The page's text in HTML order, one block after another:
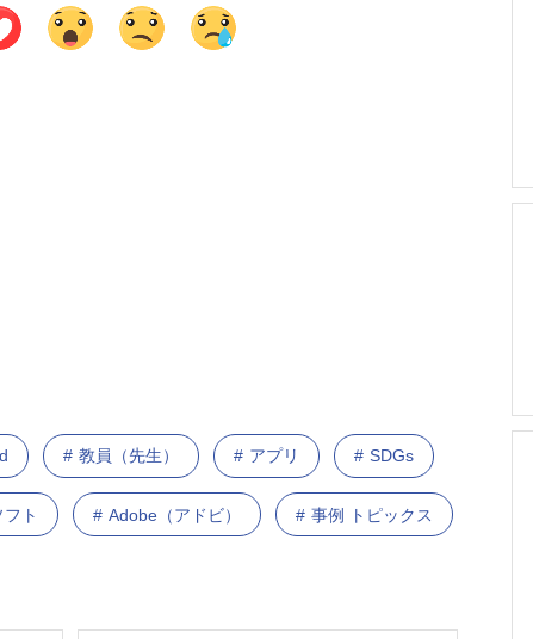
教員（先生） アプリ SDGs
ト Adobe（アドビ） 事例 トピックス